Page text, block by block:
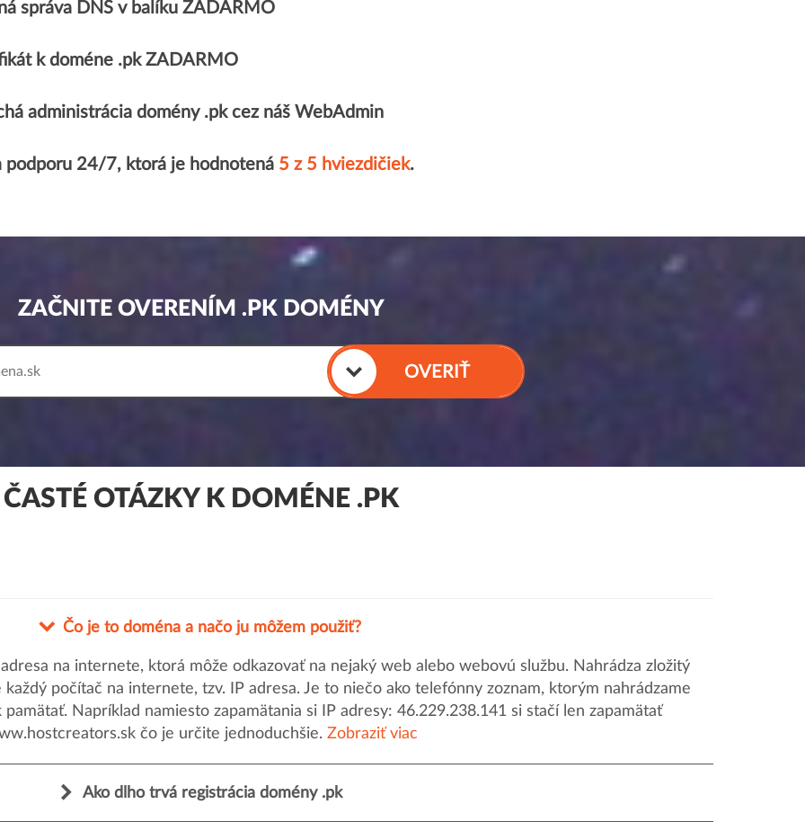
správa DNS v balíku ZADARMO
k doméne .pk ZADARMO
administrácia domény .pk cez náš WebAdmin
podporu 24/7, ktorá je hodnotená 5 z 5 hviezdičiek.
ZAČNITE OVERENÍM .PK DOMÉNY
OVERIŤ
ČASTÉ OTÁZKY K DOMÉNE .PK
Čo je to doména a načo ju môžem použiť?
na internete, ktorá môže odkazovať na nejaký web alebo webovú službu. Nahrádza zložitý
počítač na internete, tzv. IP adresa. Je to niečo ako telefónny zoznam, ktorým nahrádzame
Napríklad namiesto zapamätania si IP adresy: 46.229.238.141 si stačí len zapamätať
čo je určite jednoduchšie. Zobraziť viac
Ako dlho trvá registrácia domény .pk